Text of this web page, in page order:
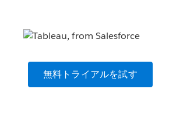
無料トライアルを試す